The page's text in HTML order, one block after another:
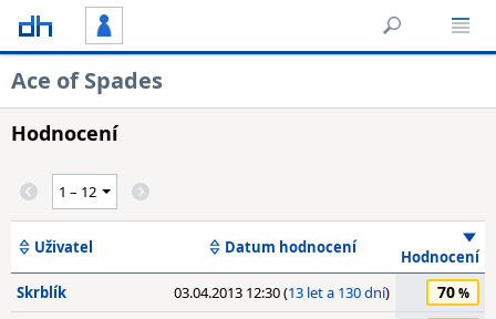
Ace of Spades
Hodnocení
Uživatel Datum hodnocení
Hodnocení
Skrblík
03.04.2013 12:30 (13 let a 130 dní) 70